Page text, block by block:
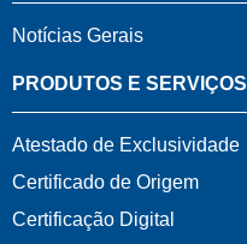
Notícias Gerais
PRODUTOS E SERVIÇOS
Atestado de Exclusividade
Certificado de Origem
Certificação Digital